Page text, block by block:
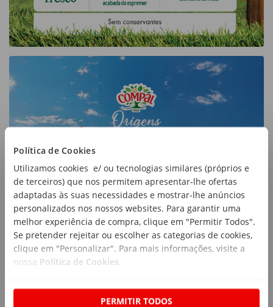
Política de Cookies
Utilizamos cookies e/ ou tecnologias similares (próprios e
de terceiros) que nos permitem apresentar-lhe ofertas
adaptadas às suas necessidades e mostrar-lhe anúncios
personalizados nos nossos websites. Para garantir uma
melhor experiência de compra, clique em "Permitir Todos".
Se pretender rejeitar ou escolher as categorias de cookies,
clique em "Personalizar". Para mais informações, visite a
nossa Política de Cookies.
PERMITIR TODOS